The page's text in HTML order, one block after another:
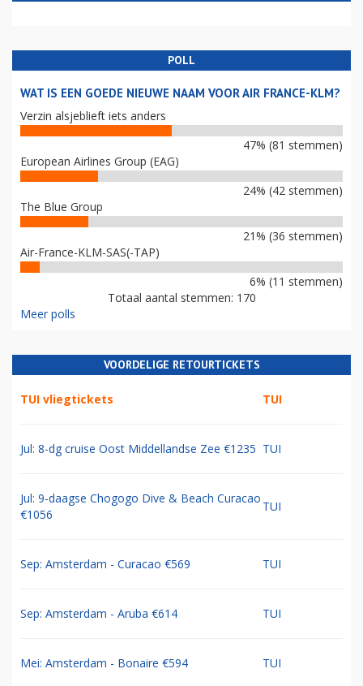
POLL
WAT IS EEN GOEDE NIEUWE NAAM VOOR AIR FRANCE-KLM?
Verzin alsjeblieft iets anders
47% (81 stemmen)
European Airlines Group (EAG)
24% (42 stemmen)
The Blue Group
21% (36 stemmen)
Air-France-KLM-SAS(-TAP)
6% (11 stemmen)
Totaal aantal stemmen: 170
Meer polls
VOORDELIGE RETOURTICKETS
TUI vliegtickets TUI
Jul: 8-dg cruise Oost Middellandse Zee €1235 TUI
Jul: 9-daagse Chogogo Dive & Beach Curacao
€1056
TUI
Sep: Amsterdam - Curacao €569 TUI
Sep: Amsterdam - Aruba €614 TUI
Mei: Amsterdam - Bonaire €594 TUI